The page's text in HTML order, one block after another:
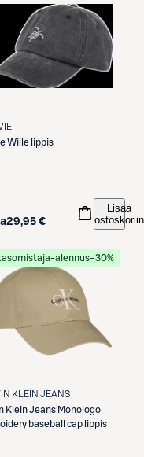
Wille lippis
29,95 €
Lisää
ostoskoriin
alennus−30%
KLEIN JEANS
Klein Jeans Monologo
baseball cap lippis